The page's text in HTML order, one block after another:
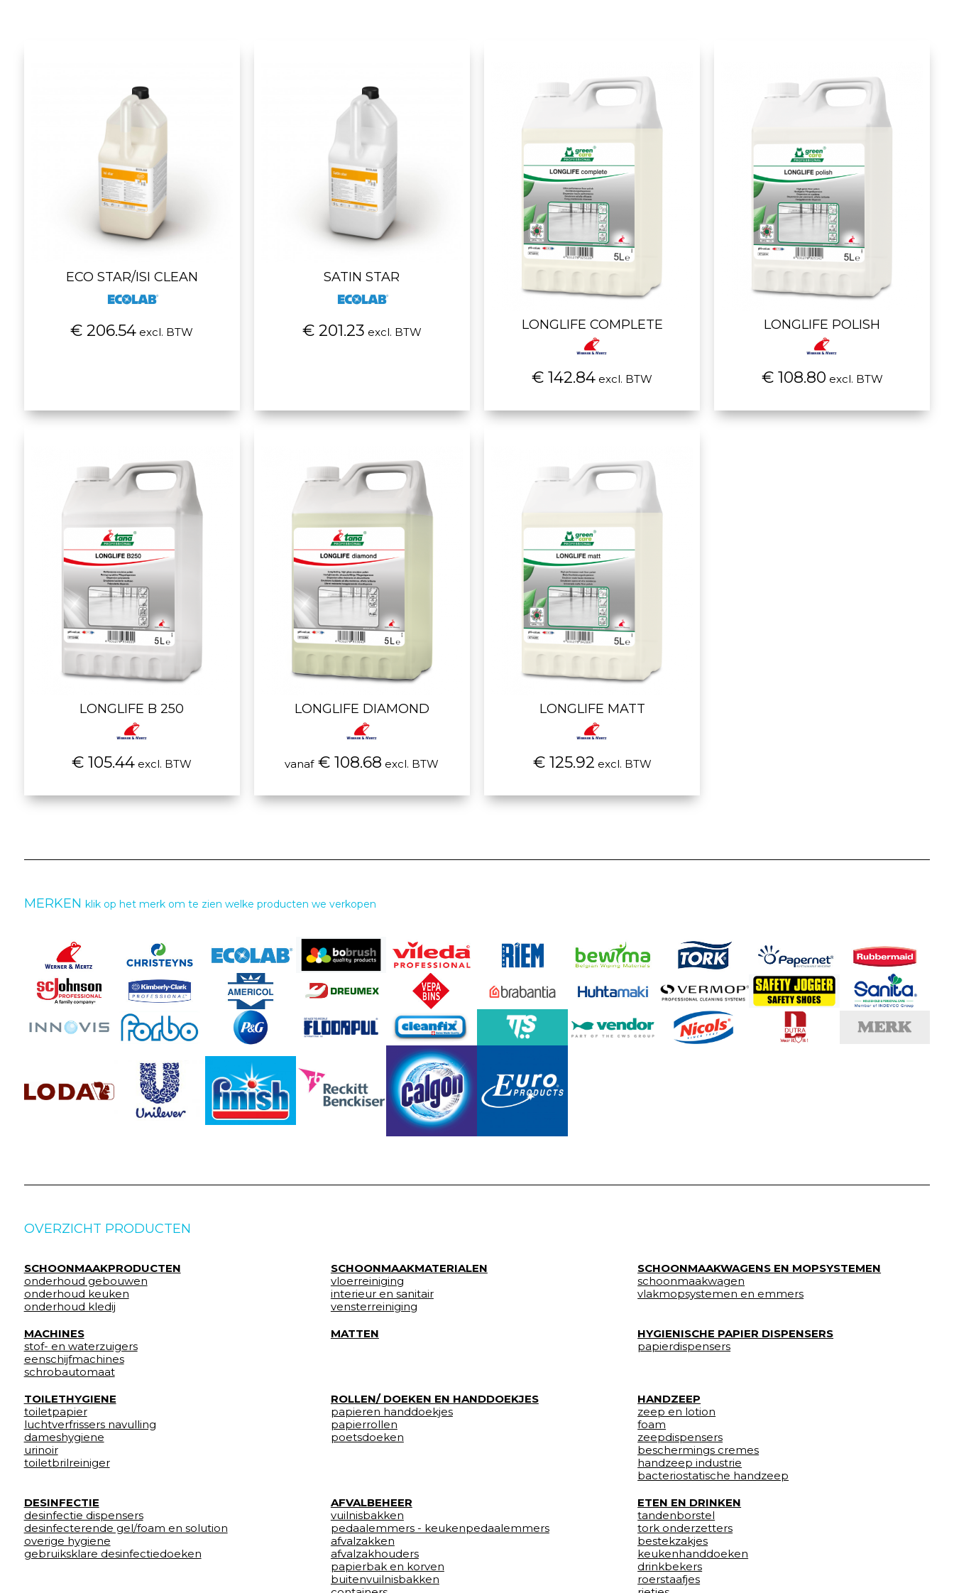
ECO STAR/ISI CLEAN
€ 206.54 excl. BTW
SATIN STAR
€ 201.23 excl. BTW LONGLIFE COMPLETE
€ 142.84 excl. BTW
LONGLIFE POLISH
€ 108.80 excl. BTW
LONGLIFE B 250
€ 105.44 excl. BTW
LONGLIFE DIAMOND
vanaf€ 108.68 excl. BTW
LONGLIFE MATT
€ 125.92 excl. BTW
MERKEN klik op het merk om te zien welke producten we verkopen
OVERZICHT PRODUCTEN
SCHOONMAAKPRODUCTEN
onderhoud gebouwen
onderhoud keuken
onderhoud kledij
SCHOONMAAKMATERIALEN
vloerreiniging
interieur en sanitair
vensterreiniging
SCHOONMAAKWAGENS EN MOPSYSTEMEN
schoonmaakwagen
vlakmopsystemen en emmers
MACHINES
stof- en waterzuigers
eenschijfmachines
schrobautomaat
MATTEN
HYGIENISCHE PAPIER DISPENSERS
papierdispensers
TOILETHYGIENE
toiletpapier
luchtverfrissers navulling
dameshygiene
urinoir
toiletbrilreiniger
ROLLEN/ DOEKEN EN HANDDOEKJES
papieren handdoekjes
papierrollen
poetsdoeken
HANDZEEP
zeep en lotion
foam
zeepdispensers
beschermings cremes
handzeep industrie
bacteriostatische handzeep
DESINFECTIE
desinfectie dispensers
desinfecterende gel/foam en solution
overige hygiene
gebruiksklare desinfectiedoeken
AFVALBEHEER
vuilnisbakken
pedaalemmers - keukenpedaalemmers
afvalzakken
afvalzakhouders
papierbak en korven
buitenvuilnisbakken
ETEN EN DRINKEN
tandenborstel
tork onderzetters
bestekzakjes
keukenhanddoeken
drinkbekers
roerstaafjes